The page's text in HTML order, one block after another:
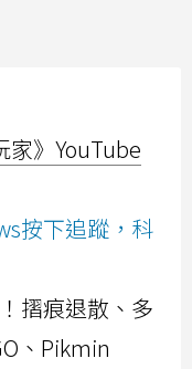
家》YouTube
按下追蹤，科
摺痕退散、多
、Pikmin